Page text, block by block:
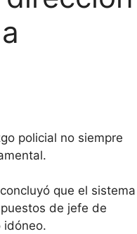
policial no siempre
que el sistema
de jefe de
idóneo.